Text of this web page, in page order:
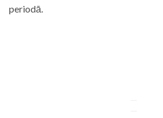
periodā.